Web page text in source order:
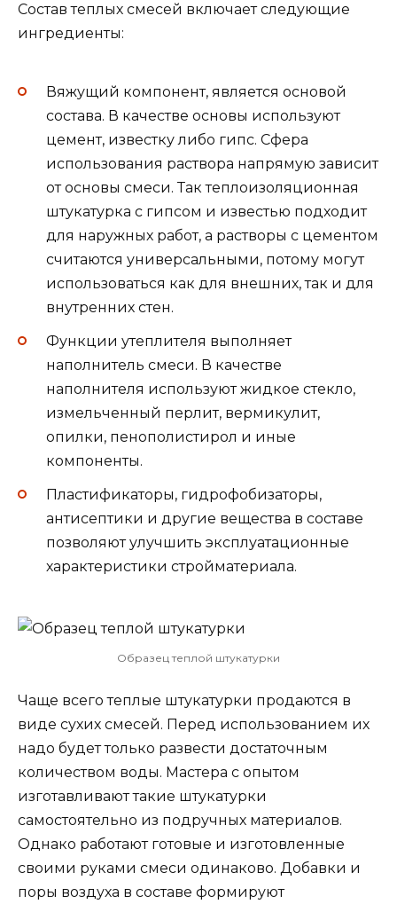
Состав теплых смесей включает следующие
ингредиенты:
Вяжущий компонент, является основой
состава. В качестве основы используют
цемент, известку либо гипс. Сфера
использования раствора напрямую зависит
от основы смеси. Так теплоизоляционная
штукатурка с гипсом и известью подходит
для наружных работ, а растворы с цементом
считаются универсальными, потому могут
использоваться как для внешних, так и для
внутренних стен.
Функции утеплителя выполняет
наполнитель смеси. В качестве
наполнителя используют жидкое стекло,
измельченный перлит, вермикулит,
опилки, пенополистирол и иные
компоненты.
Пластификаторы, гидрофобизаторы,
антисептики и другие вещества в составе
позволяют улучшить эксплуатационные
характеристики стройматериала.
Образец теплой штукатурки
Чаще всего теплые штукатурки продаются в
виде сухих смесей. Перед использованием их
надо будет только развести достаточным
количеством воды. Мастера с опытом
изготавливают такие штукатурки
самостоятельно из подручных материалов.
Однако работают готовые и изготовленные
своими руками смеси одинаково. Добавки и
поры воздуха в составе формируют